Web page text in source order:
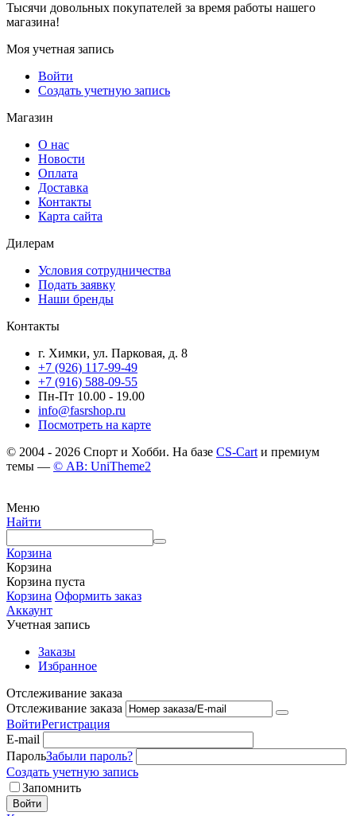
Тысячи довольных покупателей за время работы нашего
магазина!
Моя учетная запись
Войти
Создать учетную запись
Магазин
О нас
Новости
Оплата
Доставка
Контакты
Карта сайта
Дилерам
Условия сотрудничества
Подать заявку
Наши бренды
Контакты
г. Химки, ул. Парковая, д. 8
+7 (926) 117-99-49
+7 (916) 588-09-55
Пн-Пт 10.00 - 19.00
info@fasrshop.ru
Посмотреть на карте
© 2004 - 2026 Спорт и Хобби. На базе CS-Cart и премиум
темы — © AB: UniTheme2
Меню
Найти
Корзина
Корзина
Корзина пуста
Корзина Оформить заказ
Аккаунт
Учетная запись
Заказы
Избранное
Отслеживание заказа
Отслеживание заказа
ВойтиРегистрация
E-mail
ПарольЗабыли пароль?
Создать учетную запись
Запомнить
Войти